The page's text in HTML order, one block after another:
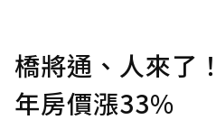
橋將通、人來了
年房價漲33%